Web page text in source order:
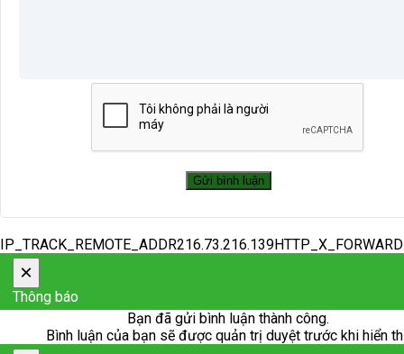
×
Thông báo
Bạn đã gửi bình luận thành công.
Bình luận của bạn sẽ được quản trị duyệt trước khi hiển